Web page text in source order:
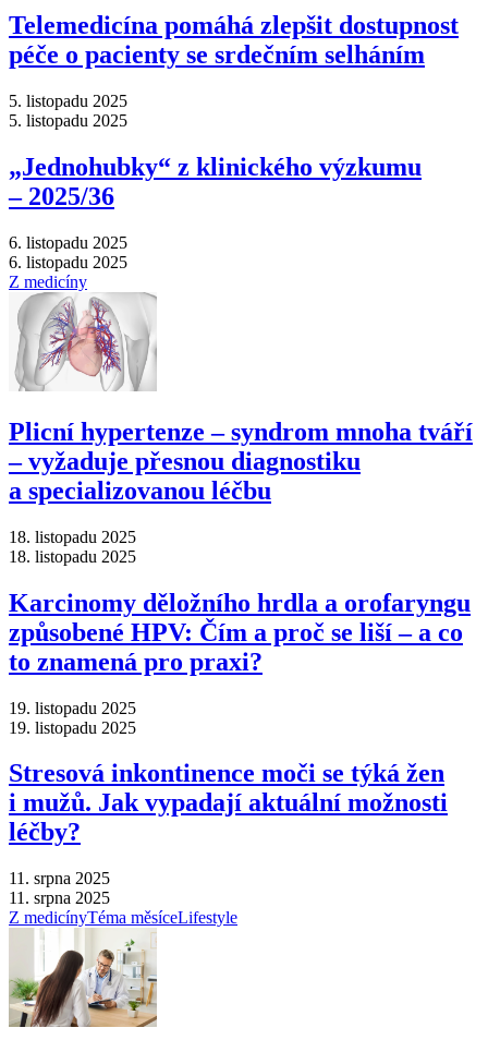
Telemedicína pomáhá zlepšit dostupnost
péče o pacienty se srdečním selháním
5. listopadu 2025
5. listopadu 2025
„Jednohubky“ z klinického výzkumu
–⁠ 2025/36
6. listopadu 2025
6. listopadu 2025
Z medicíny
Plicní hypertenze –⁠ syndrom mnoha tváří
–⁠ vyžaduje přesnou diagnostiku
a specializovanou léčbu
18. listopadu 2025
18. listopadu 2025
Karcinomy děložního hrdla a orofaryngu
způsobené HPV: Čím a proč se liší –⁠ a co
to znamená pro praxi?
19. listopadu 2025
19. listopadu 2025
Stresová inkontinence moči se týká žen
i mužů. Jak vypadají aktuální možnosti
léčby?
11. srpna 2025
11. srpna 2025
Z medicínyTéma měsíceLifestyle